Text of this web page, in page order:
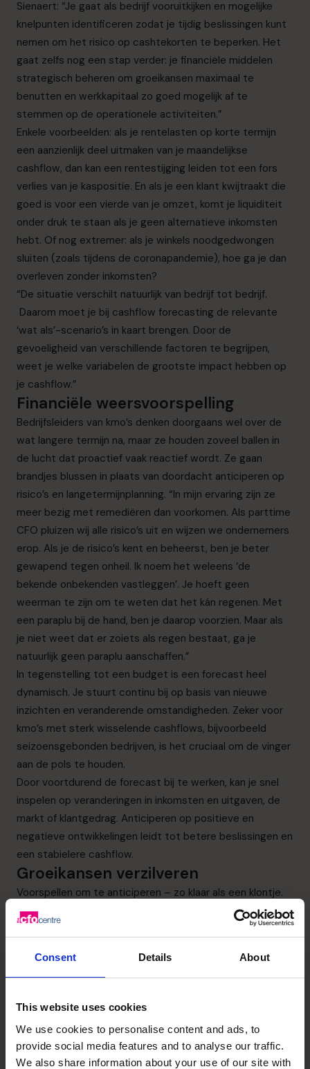
Consent Details About
This website uses cookies
We use cookies to personalise content and ads, to
provide social media features and to analyse our traffic.
We also share information about your use of our site with
Sienaert: “Je gaat als bedrijf vooruitkijken en mogelijke
knelpunten identificeren zodat je tijdig beslissingen kunt
nemen om het risico op cashtekorten te beperken. Het
gaat zelfs nog een stap verder: je financiële middelen
strategisch beheren om groeikansen maximaal te
benutten en werkkapitaal zo goed mogelijk af te
stemmen op de operationele activiteiten.”
Enkele voorbeelden: als je rentelasten op korte termijn
een aanzienlijk deel uitmaken van je maandelijkse
cashflow, dan kan een rentestijging leiden tot een fors
verlies van je kaspositie. En als je een klant kwijtraakt die
goed is voor een vierde van je omzet, komt je liquiditeit
onder druk te staan als je geen alternatieve inkomsten
hebt. Of nog extremer: als je winkels noodgedwongen
sluiten (zoals tijdens de coronapandemie), hoe ga je dan
overleven zonder inkomsten?
“De situatie verschilt natuurlijk van bedrijf tot bedrijf.
Daarom moet je bij cashflow forecasting de relevante
‘wat als’-scenario’s in kaart brengen. Door de
gevoeligheid van verschillende factoren te begrijpen,
weet je welke variabelen de grootste impact hebben op
je cashflow.”
Financiële weersvoorspelling
Bedrijfsleiders van kmo’s denken doorgaans wel over de
wat langere termijn na, maar ze houden zoveel ballen in
de lucht dat proactief vaak reactief wordt. Ze gaan
brandjes blussen in plaats van doordacht anticiperen op
risico’s en langetermijnplanning. “In mijn ervaring zijn ze
meer bezig met remediëren dan voorkomen. Als parttime
CFO pluizen wij alle risico’s uit en wijzen we ondernemers
erop. Als je de risico’s kent en beheerst, ben je beter
gewapend tegen onheil. Ik noem het weleens ‘de
bekende onbekenden vastleggen’. Je hoeft geen
weerman te zijn om te weten dat het kán regenen. Met
een paraplu bij de hand, ben je daarop voorzien. Maar als
je niet weet dat er zoiets als regen bestaat, ga je
natuurlijk geen paraplu aanschaffen.”
In tegenstelling tot een budget is een forecast heel
dynamisch. Je stuurt continu bij op basis van nieuwe
inzichten en veranderende omstandigheden. Zeker voor
kmo’s met sterk wisselende cashflows, bijvoorbeeld
seizoensgebonden bedrijven, is het cruciaal om de vinger
aan de pols te houden.
Door voortdurend de forecast bij te werken, kan je snel
inspelen op veranderingen in inkomsten en uitgaven, de
markt of klantgedrag. Anticiperen op positieve en
negatieve ontwikkelingen leidt tot betere beslissingen en
een stabielere cashflow.
Groeikansen verzilveren
Voorspellen om te anticiperen – zo klaar als een klontje.
Maar hoe zet je cashflow forecasting in als instrument
om te groeien? “Als een bedrijf wil groeien en investeert,
financieringskost die vermogensverschaffers zoals
banken en aandeelhouders eisen. Alleen dan creëert de
investering echte waarde voor het bedrijf. Een
cashflow. Dat is de cashflow die overblijft nadat je alle
operationele kosten, investeringen en kapitaalaflossingen